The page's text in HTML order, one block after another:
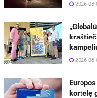
2026-08-
2026-08-
kortelę